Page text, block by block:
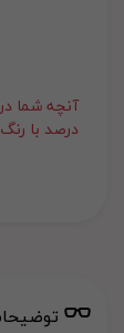
درصد با